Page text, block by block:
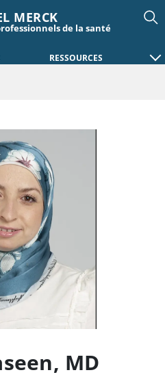
MERCK
de la santé
RESSOURCES
, MD